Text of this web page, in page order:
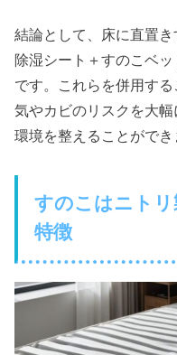
結論として、床に直置
除湿シート＋すのこベ
です。これらを併用す
気やカビのリスクを大
環境を整えることができ
すのこはニト
特徴